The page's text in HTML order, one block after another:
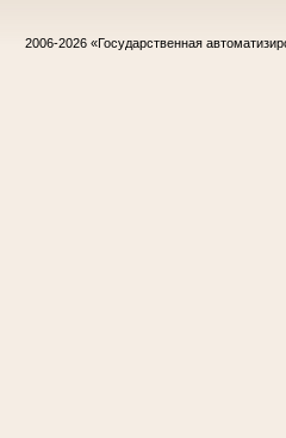
2006-2026 «Государственная